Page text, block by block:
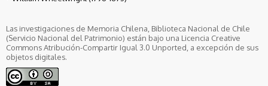
Las investigaciones de Memoria Chilena, Biblioteca Nacional de Chile
(Servicio Nacional del Patrimonio) están bajo una Licencia Creative
Commons Atribución-Compartir Igual 3.0 Unported, a excepción de sus
objetos digitales.